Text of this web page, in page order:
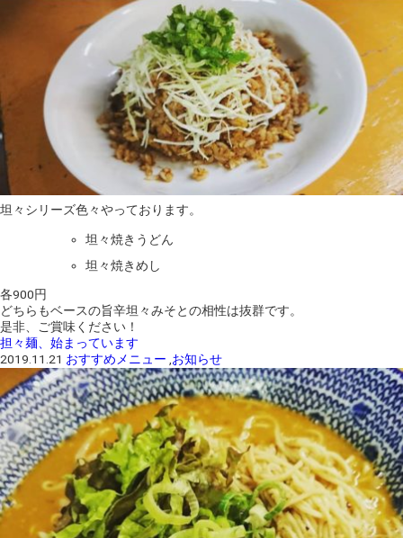
坦々シリーズ色々やっております。
坦々焼きうどん
坦々焼きめし
各900円
どちらもベースの旨辛坦々みそとの相性は抜群です。
是非、ご賞味ください！
担々麺、始まっています
2019.11.21 おすすめメニュー お知らせ